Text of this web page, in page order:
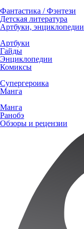
Фантастика / Фэнтези
Детская литература
Артбуки, энциклопедии
Артбуки
Гайды
Энциклопедии
Комиксы
Супергероика
Манга
Манга
Ранобэ
Обзоры и рецензии